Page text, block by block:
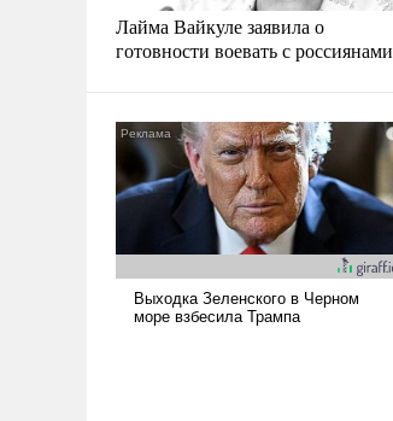
Лайма Вайкуле заявила о
готовности воевать с россиянами